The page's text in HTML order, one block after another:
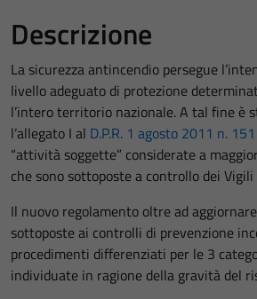
Descrizione
La sicurezza antincendio persegue
livello adeguato di protezione
l’intero territorio nazionale. A tal fine è
l’allegato I al D.P.R. 1 agosto 2011 n. 151
“attività soggette” considerate a
che sono sottoposte a controllo dei Vigili
Il nuovo regolamento oltre ad
sottoposte ai controlli di prevenzione
procedimenti differenziati per le 3
individuate in ragione della gravità del